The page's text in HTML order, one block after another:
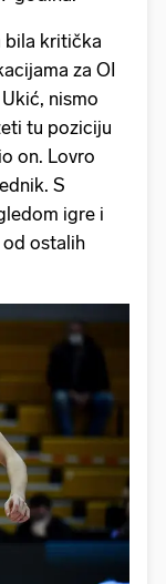
bila kritička
za OI
nismo
tu poziciju
on. Lovro
S
igre i
od ostalih